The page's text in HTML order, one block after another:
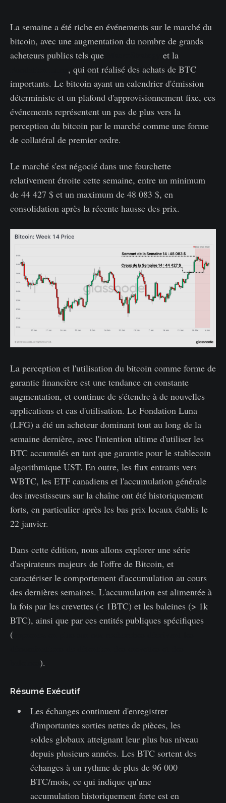
La semaine a été riche en événements sur le marché du
bitcoin, avec une augmentation du nombre de grands
acheteurs publics tels que
et la
, qui ont réalisé des achats de BTC
importants. Le bitcoin ayant un calendrier d'émission
déterministe et un plafond d'approvisionnement fixe, ces
événements représentent un pas de plus vers la
perception du bitcoin par le marché comme une forme
de collatéral de premier ordre.
Le marché s'est négocié dans une fourchette
relativement étroite cette semaine, entre un minimum
de 44 427 $ et un maximum de 48 083 $, en
consolidation après la récente hausse des prix.
La perception et l'utilisation du bitcoin comme forme de
garantie financière est une tendance en constante
augmentation, et continue de s'étendre à de nouvelles
applications et cas d'utilisation. Le Fondation Luna
(LFG) a été un acheteur dominant tout au long de la
semaine dernière, avec l'intention ultime d'utiliser les
BTC accumulés en tant que garantie pour le stablecoin
algorithmique UST. En outre, les flux entrants vers
WBTC, les ETF canadiens et l'accumulation générale
des investisseurs sur la chaîne ont été historiquement
forts, en particulier après les bas prix locaux établis le
22 janvier.
Dans cette édition, nous allons explorer une série
d'aspirateurs majeurs de l'offre de Bitcoin, et
caractériser le comportement d'accumulation au cours
des dernières semaines. L'accumulation est alimentée à
la fois par les crevettes (< 1BTC) et les baleines (> 1k
BTC), ainsi que par ces entités publiques spécifiques
(
).
Résumé Exécutif
Les échanges continuent d'enregistrer
d'importantes sorties nettes de pièces, les
soldes globaux atteignant leur plus bas niveau
depuis plusieurs années. Les BTC sortent des
échanges à un rythme de plus de 96 000
BTC/mois, ce qui indique qu'une
accumulation historiquement forte est en